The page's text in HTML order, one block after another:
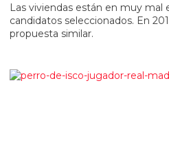
Las viviendas están en muy mal
candidatos seleccionados. En
propuesta similar.